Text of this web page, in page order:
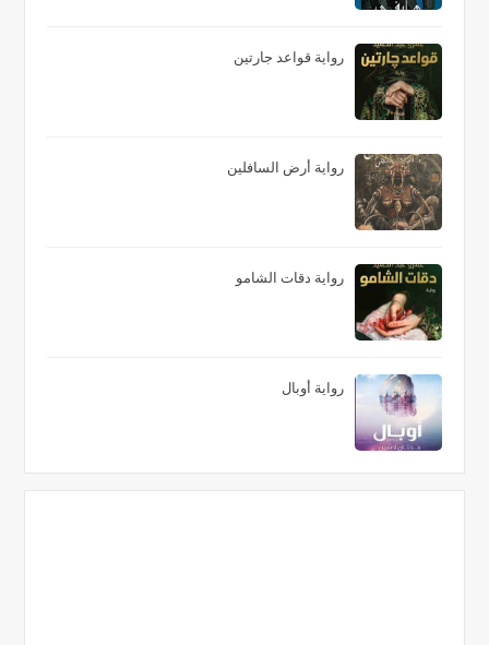
رواية قواعد جارتين
رواية أرض السافلين
رواية دقات الشامو
رواية أوبال